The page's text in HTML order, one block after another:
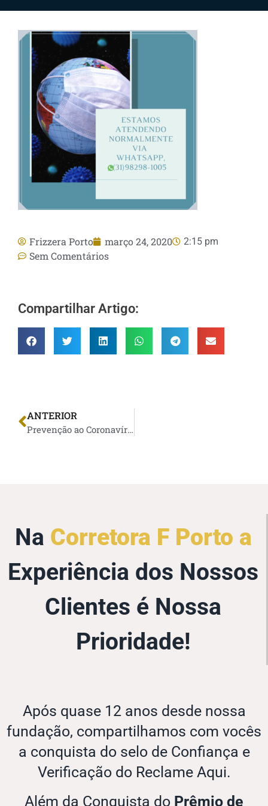
Frizzera Porto março 24, 2020 2:15 pm
Sem Comentários
Compartilhar Artigo:
ANTERIOR
Prevenção ao Coronavírus
Na Corretora F Porto a
Experiência dos Nossos
Clientes é Nossa
Prioridade!
Após quase 12 anos desde nossa
fundação, compartilhamos com vocês
a conquista do selo de Confiança e
Verificação do Reclame Aqui.
Além da Conquista do Prêmio de